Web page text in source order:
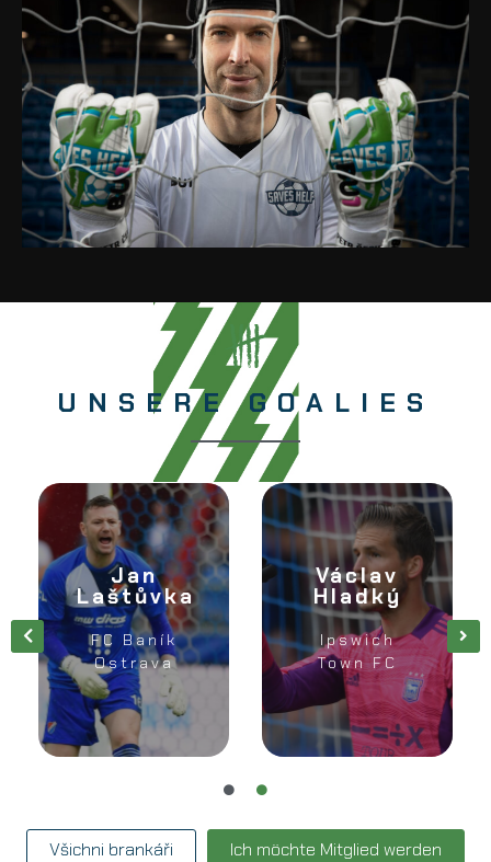
UNSERE GOALIES
Jan
Laštůvka
FC Baník
Ostrava
Václav
Hladký
Ipswich
Town FC
Všichni brankáři Ich möchte Mitglied werden